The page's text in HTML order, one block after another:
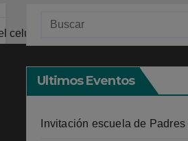
celular
Ultimos Eventos
Invitación escuela de Padres